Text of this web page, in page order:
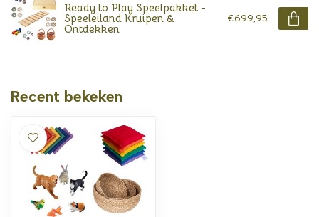
Ready to Play Speelpakket -
Speeleiland Kruipen &
Ontdekken
€699,95
Recent bekeken